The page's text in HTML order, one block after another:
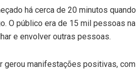
há cerca de 20 minutos
O público era de 15 mil pessoas
e envolver outras pessoas.
gerou manifestações positivas,